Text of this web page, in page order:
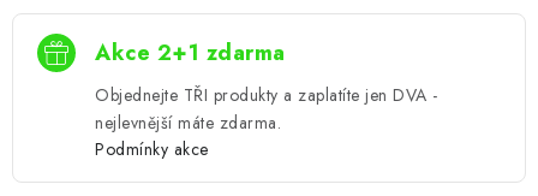
Akce 2+1 zdarma
Objednejte TŘI produkty a zaplatíte jen DVA -
nejlevnější máte zdarma.
Podmínky akce